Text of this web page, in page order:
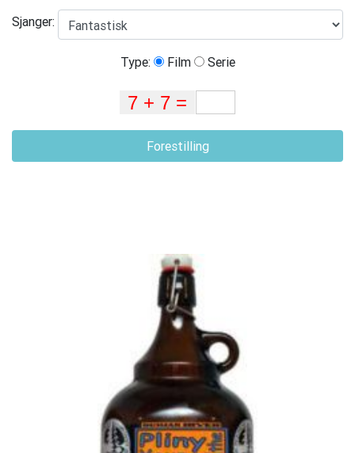
Sjanger:
Type: Film Serie
Forestilling